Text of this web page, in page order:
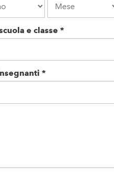
e classe *
*